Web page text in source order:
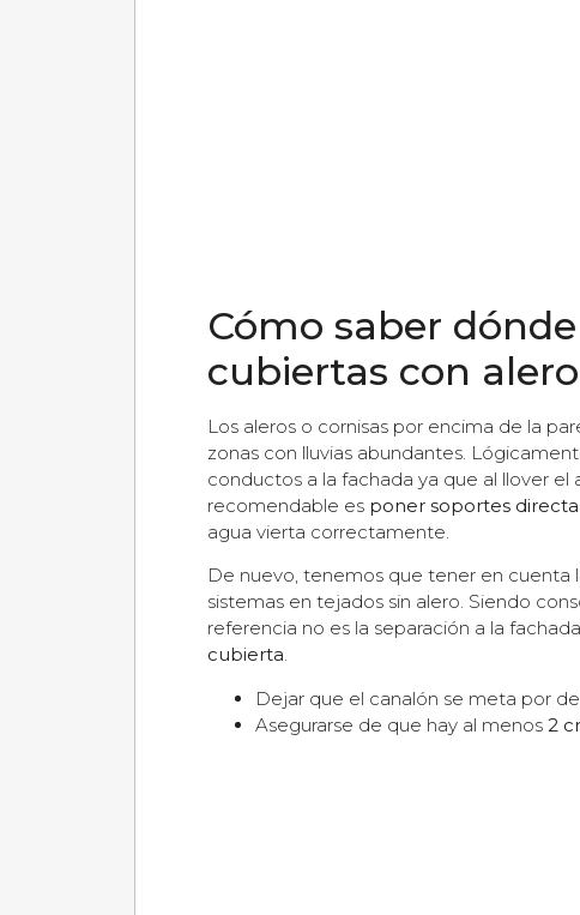
Cómo saber
cubiertas con alero
Los aleros o cornisas por encima de la
zonas con lluvias abundantes.
conductos a la fachada ya que al llover
recomendable es poner soportes
agua vierta correctamente.
De nuevo, tenemos que tener en cuenta
sistemas en tejados sin alero. Siendo
referencia no es la separación a la
cubierta.
Dejar que el canalón se meta por
Asegurarse de que hay al menos 2